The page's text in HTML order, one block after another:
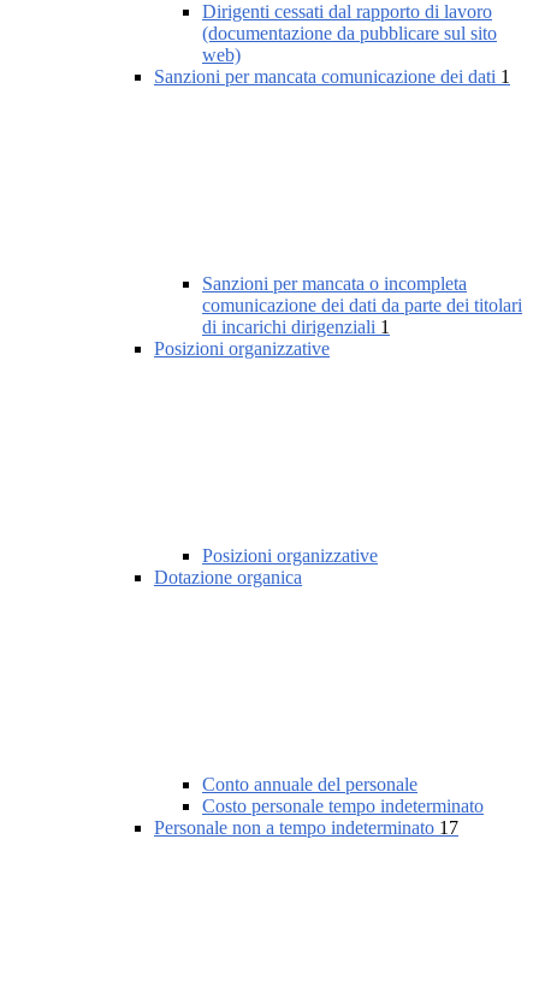
Dirigenti cessati dal rapporto di lavoro
(documentazione da pubblicare sul sito
web)
Sanzioni per mancata comunicazione dei dati 1
Sanzioni per mancata o incompleta
comunicazione dei dati da parte dei titolari
di incarichi dirigenziali 1
Posizioni organizzative
Posizioni organizzative
Dotazione organica
Conto annuale del personale
Costo personale tempo indeterminato
Personale non a tempo indeterminato 17